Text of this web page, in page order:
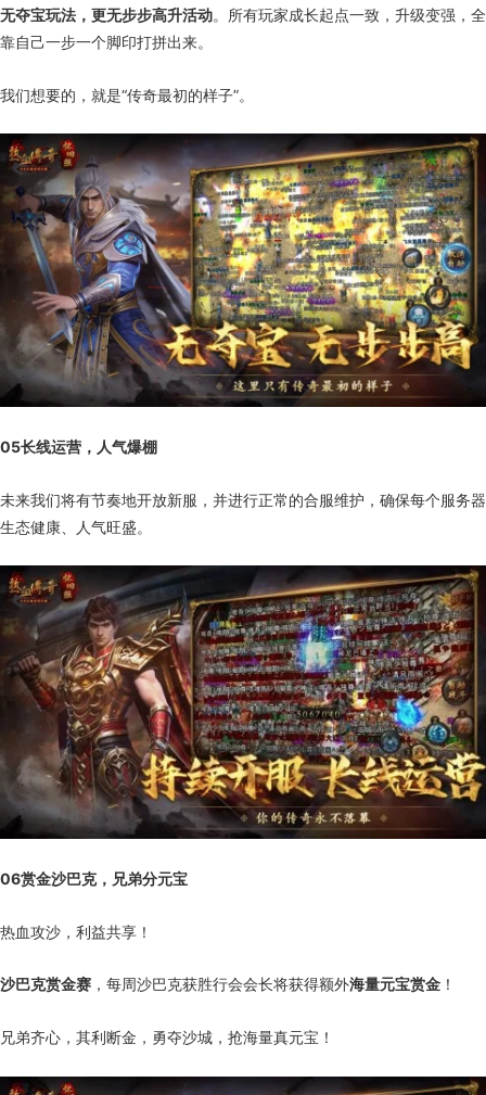
无夺宝玩法，更无步步高升活动。所有玩家成长起点一致，升级变强，全
靠自己一步一个脚印打拼出来。
我们想要的，就是“传奇最初的样子”。
05长线运营，人气爆棚
未来我们将有节奏地开放新服，并进行正常的合服维护，确保每个服务器
生态健康、人气旺盛。
06赏金沙巴克，兄弟分元宝
热血攻沙，利益共享！
沙巴克赏金赛 ，每周沙巴克获胜行会会长将获得额外海量元宝赏金 ！
兄弟齐心，其利断金，勇夺沙城，抢海量真元宝！